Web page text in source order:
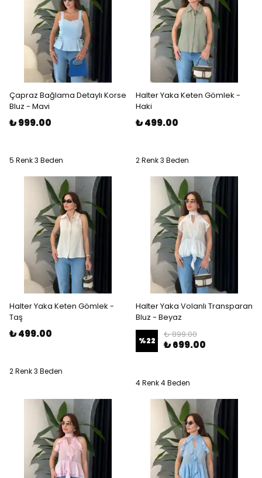
Çapraz Bağlama Detaylı Korse
Bluz - Mavi
₺ 999.00
5 Renk 3 Beden
Halter Yaka Keten Gömlek -
Haki
₺ 499.00
2 Renk 3 Beden
Halter Yaka Keten Gömlek -
Taş
₺ 499.00
2 Renk 3 Beden
Halter Yaka Volanlı Transparan
Bluz - Beyaz
%22
₺ 899.00
₺ 699.00
4 Renk 4 Beden